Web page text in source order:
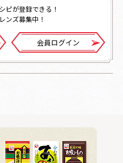
ピが登録できる！
ンズ募集中！
会員ログイン